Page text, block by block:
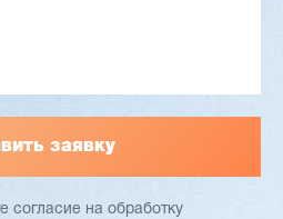
согласие на обработку